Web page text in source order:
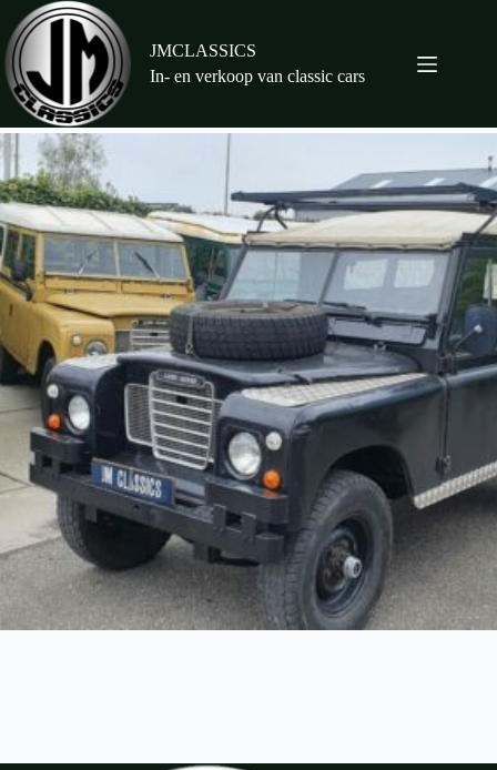
naar
de
inhoud
JMCLASSICS
In- en verkoop van classic cars